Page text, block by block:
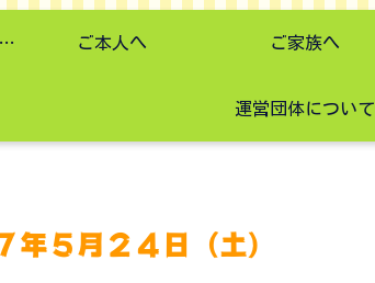
令和８年度 かがやき講演会申し込みフォーム ご本人へ ご家族へ
運営団体について
５月２４日（土）